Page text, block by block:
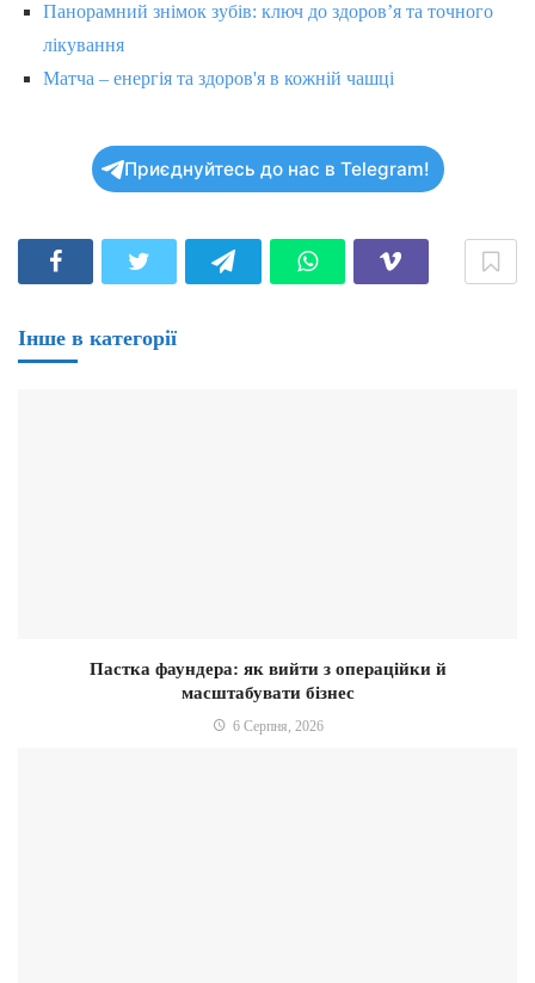
Панорамний знімок зубів: ключ до здоров’я та точного
лікування
Матча – енергія та здоров'я в кожній чашці
Приєднуйтесь до нас в Telegram!
Інше в категорії
Пастка фаундера: як вийти з операційки й
масштабувати бізнес
6 Серпня, 2026